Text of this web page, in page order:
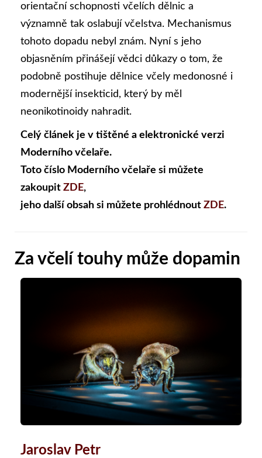
orientační schopnosti včelích dělnic a
významně tak oslabují včelstva. Mechanismus
tohoto dopadu nebyl znám. Nyní s jeho
objasněním přinášejí vědci důkazy o tom, že
podobně postihuje dělnice včely medonosné i
modernější insekticid, který by měl
neonikotinoidy nahradit.
Celý článek je v tištěné a elektronické verzi
Moderního včelaře.
Toto číslo Moderního včelaře si můžete
zakoupit ZDE,
jeho další obsah si můžete prohlédnout ZDE.
Za včelí touhy může dopamin
Jaroslav Petr